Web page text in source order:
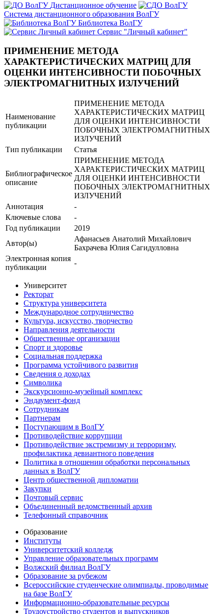
Дистанционное обучение
Система дистанционного образования ВолГУ
Библиотека ВолГУ
Сервис "Личный кабинет"
ПРИМЕНЕНИЕ МЕТОДА
ХАРАКТЕРИСТИЧЕСКИХ МАТРИЦ ДЛЯ
ОЦЕНКИ ИНТЕНСИВНОСТИ ПОБОЧНЫХ
ЭЛЕКТРОМАГНИТНЫХ ИЗЛУЧЕНИЙ
Наименование
публикации
ПРИМЕНЕНИЕ МЕТОДА
ХАРАКТЕРИСТИЧЕСКИХ МАТРИЦ
ДЛЯ ОЦЕНКИ ИНТЕНСИВНОСТИ
ПОБОЧНЫХ ЭЛЕКТРОМАГНИТНЫХ
ИЗЛУЧЕНИЙ
Тип публикации
Статья
Библиографическое
описание
ПРИМЕНЕНИЕ МЕТОДА
ХАРАКТЕРИСТИЧЕСКИХ МАТРИЦ
ДЛЯ ОЦЕНКИ ИНТЕНСИВНОСТИ
ПОБОЧНЫХ ЭЛЕКТРОМАГНИТНЫХ
ИЗЛУЧЕНИЙ
Аннотация
-
Ключевые cлова
-
Год публикации
2019
Автор(ы)
Афанасьев Анатолий Михайлович
Бахрачева Юлия Сагидулловна
Электронная копия
публикации
-
Университет
Ректорат
Структура университета
Международное сотрудничество
Культура, искусство, творчество
Направления деятельности
Общественные организации
Спорт и здоровье
Социальная поддержка
Программа устойчивого развития
Сведения о доходах
Символика
Экскурсионно-музейный комплекс
Эндаумент-фонд
Сотрудникам
Партнерам
Поступающим в ВолГУ
Противодействие коррупции
Противодействие экстремизму и терроризму,
профилактика девиантного поведения
Политика в отношении обработки персональных
данных в ВолГУ
Центр общественной дипломатии
Закупки
Почтовый сервис
Объединенный ведомственный архив
Телефонный справочник
Образование
Институты
Университетский колледж
Управление образовательных программ
Волжский филиал ВолГУ
Образование за рубежом
Всероссийские студенческие олимпиады, проводимые
на базе ВолГУ
Информационно-образовательные ресурсы
Трудоустройство студентов и выпускников